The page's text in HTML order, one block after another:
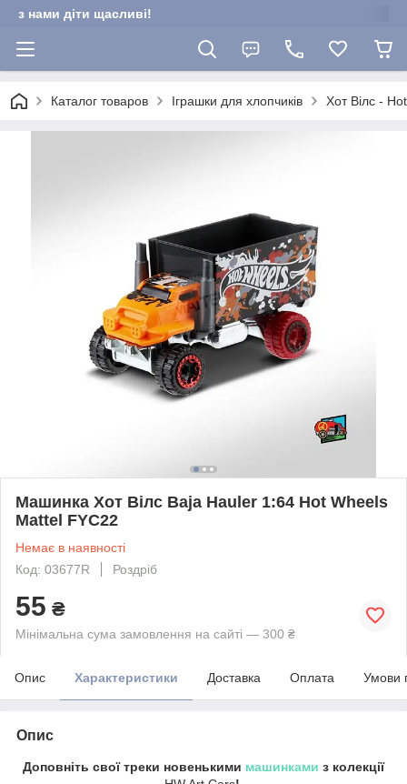
з нами діти щасливі!
Каталог товаров Іграшки для хлопчиків Хот Вілс -
Машинка Хот Вілс Baja Hauler 1:64 Hot Wheels
Mattel FYC22
Немає в наявності
Код: 03677R
Роздріб
55 ₴
Мінімальна сума замовлення на сайті — 300 ₴
Опис Характеристики Доставка Оплата Умови
Опис
Доповніть свої треки новенькими машинками з колекції